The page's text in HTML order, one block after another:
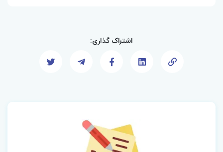
اشتراک گذاری: